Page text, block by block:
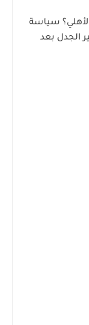
سياسة
الجدل بعد